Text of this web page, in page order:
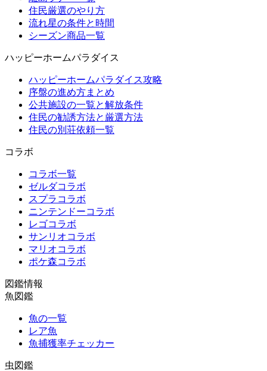
住民厳選のやり方
流れ星の条件と時間
シーズン商品一覧
ハッピーホームパラダイス
ハッピーホームパラダイス攻略
序盤の進め方まとめ
公共施設の一覧と解放条件
住民の勧誘方法と厳選方法
住民の別荘依頼一覧
コラボ
コラボ一覧
ゼルダコラボ
スプラコラボ
ニンテンドーコラボ
レゴコラボ
サンリオコラボ
マリオコラボ
ポケ森コラボ
図鑑情報
魚図鑑
魚の一覧
レア魚
魚捕獲率チェッカー
虫図鑑